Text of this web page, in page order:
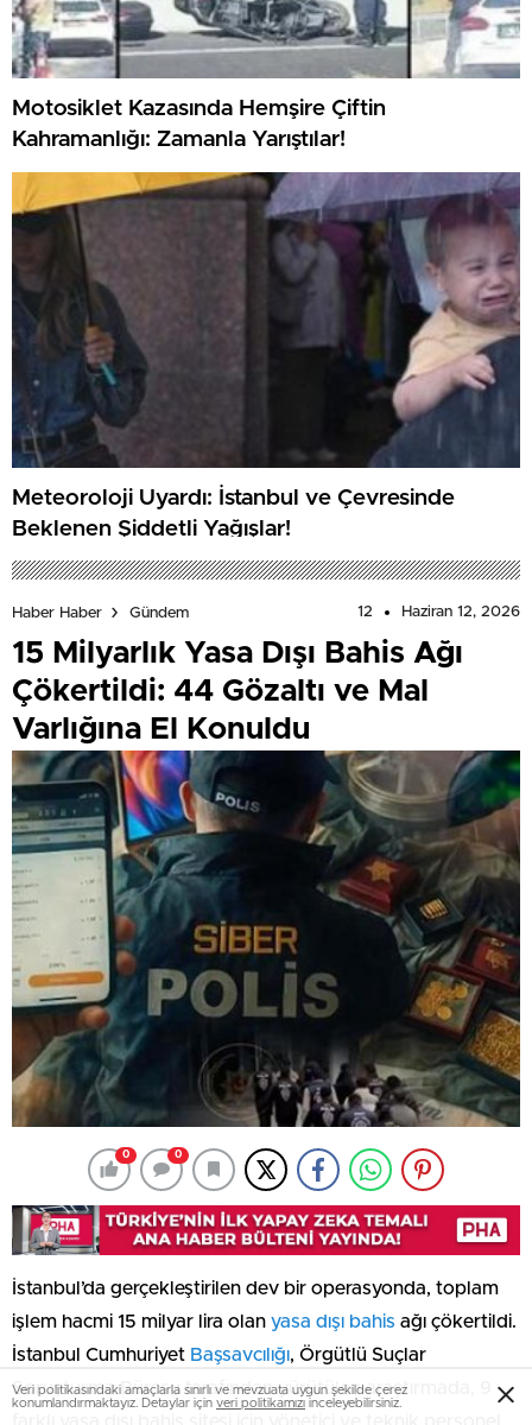
Motosiklet Kazasında Hemşire Çiftin
Kahramanlığı: Zamanla Yarıştılar!
Meteoroloji Uyardı: İstanbul ve Çevresinde
Beklenen Şiddetli Yağışlar!
Haber Haber Gündem 12 Haziran 12, 2026
15 Milyarlık Yasa Dışı Bahis Ağı
Çökertildi: 44 Gözaltı ve Mal
Varlığına El Konuldu
0 0
İstanbul’da gerçekleştirilen dev bir operasyonda, toplam
işlem hacmi 15 milyar lira olan yasa dışı bahis ağı çökertildi.
İstanbul Cumhuriyet Başsavcılığı, Örgütlü Suçlar
Soruşturma Bürosu tarafından yürütülen araştırmada, 9
Veri politikasındaki amaçlarla sınırlı ve mevzuata uygun şekilde çerez
konumlandırmaktayız. Detaylar için veri politikamızı inceleyebilirsiniz.